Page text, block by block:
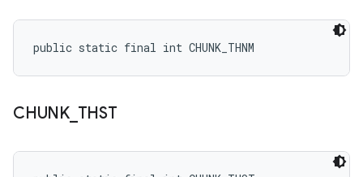
public static final int CHUNK_THNM
CHUNK_ THST